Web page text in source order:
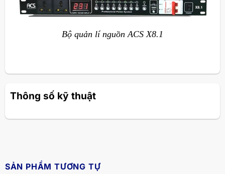
Bộ quản lí nguồn ACS X8.1
Thông số kỹ thuật
SẢN PHẨM TƯƠNG TỰ